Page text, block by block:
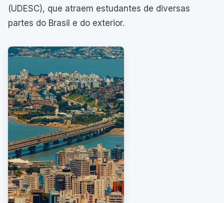
(UDESC), que atraem estudantes de diversas
partes do Brasil e do exterior.